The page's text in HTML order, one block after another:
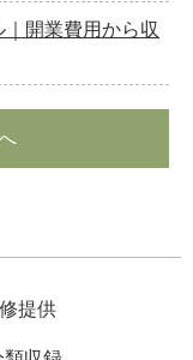
開業費用から収
提供